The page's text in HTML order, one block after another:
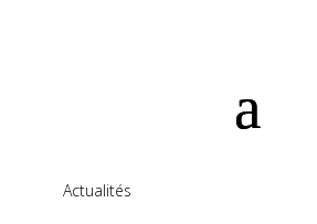
Actualités